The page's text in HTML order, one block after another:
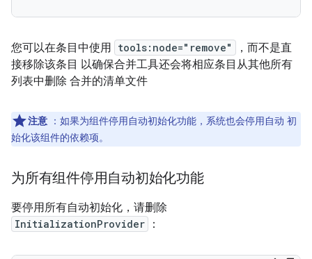
您可以在条目中使用 tools:node="remove"
，而不是直
接移除该条目 以确保合并工具还会将相应条目从其他所有
列表中删除 合并的清单文件
注意 ：如果为组件停用自动初始化功能，系统也会停用自动 初
始化该组件的依赖项。
为所有组件停用自动初始化功能
要停用所有自动初始化，请删除
InitializationProvider ：